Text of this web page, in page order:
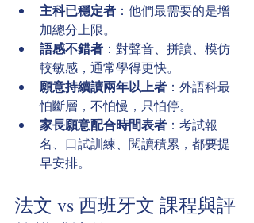
主科已穩定者 ：他們最需要的是增
加總分上限。
語感不錯者 ：對聲音、拼讀、模仿
較敏感，通常學得更快。
願意持續讀兩年以上者 ：外語科最
怕斷層，不怕慢，只怕停。
家長願意配合時間表者 ：考試報
名、口試訓練、閱讀積累，都要提
早安排。
法文 vs 西班牙文 課程與評